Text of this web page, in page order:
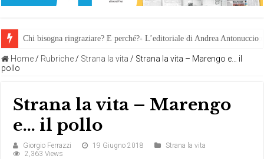
Chi bisogna ringraziare? E perché?- L’editoriale di Andrea Antonuccio
L’arte di piegarsi senza spezzarsi: la memoria della rinascita.
Home / Rubriche / Strana la vita / Strana la vita – Marengo e… il
pollo
Strana la vita – Marengo
e… il pollo
Giorgio Ferrazzi 19 Giugno 2018
Strana la vita
2,363 Views